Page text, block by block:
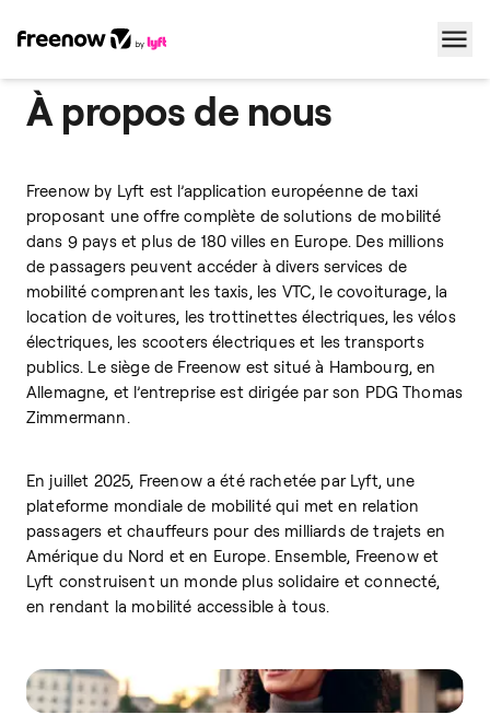
Navigation
Inhalt
Fußzeile
À propos de nous
Freenow by Lyft est l’application européenne de taxi
proposant une offre complète de solutions de mobilité
dans 9 pays et plus de 180 villes en Europe. Des millions
de passagers peuvent accéder à divers services de
mobilité comprenant les taxis, les VTC, le covoiturage, la
location de voitures, les trottinettes électriques, les vélos
électriques, les scooters électriques et les transports
publics. Le siège de Freenow est situé à Hambourg, en
Allemagne, et l’entreprise est dirigée par son PDG Thomas
Zimmermann.
En juillet 2025, Freenow a été rachetée par Lyft, une
plateforme mondiale de mobilité qui met en relation
passagers et chauffeurs pour des milliards de trajets en
Amérique du Nord et en Europe. Ensemble, Freenow et
Lyft construisent un monde plus solidaire et connecté,
en rendant la mobilité accessible à tous.